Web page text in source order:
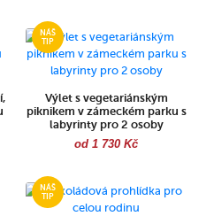
Výlet s vegetariánským
piknikem v zámeckém parku s
labyrinty pro 2 osoby
od 1 730 Kč